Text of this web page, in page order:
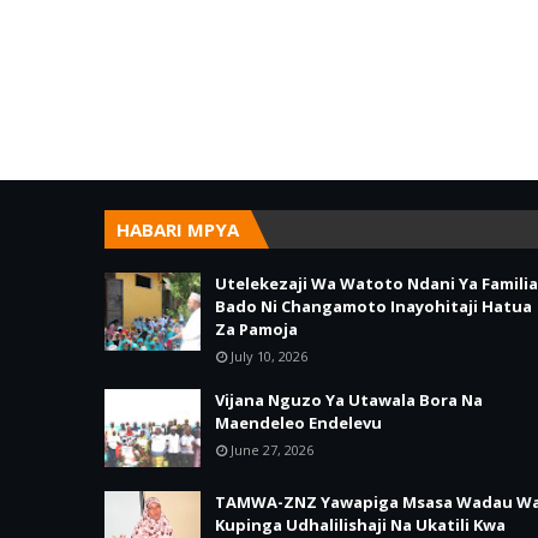
HABARI MPYA
Utelekezaji Wa Watoto Ndani Ya Familia
Bado Ni Changamoto Inayohitaji Hatua
Za Pamoja
July 10, 2026
Vijana Nguzo Ya Utawala Bora Na
Maendeleo Endelevu
June 27, 2026
TAMWA-ZNZ Yawapiga Msasa Wadau
Kupinga Udhalilishaji Na Ukatili Kwa